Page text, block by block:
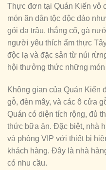
Thực đơn tại Quán Kiến vô
món ăn dân tộc độc đáo
gỏi da trâu, thắng cố, gà
người yêu thích ẩm thực
độc lạ và đặc sản từ núi
hội thưởng thức những món
Không gian của Quán Kiến
gỗ, đèn mây, và các ô cửa
Quán có diện tích rộng, đủ
thức bữa ăn. Đặc biệt, nhà
và phòng VIP với thiết bị
khách hàng. Đây là nhà
có nhu cầu.